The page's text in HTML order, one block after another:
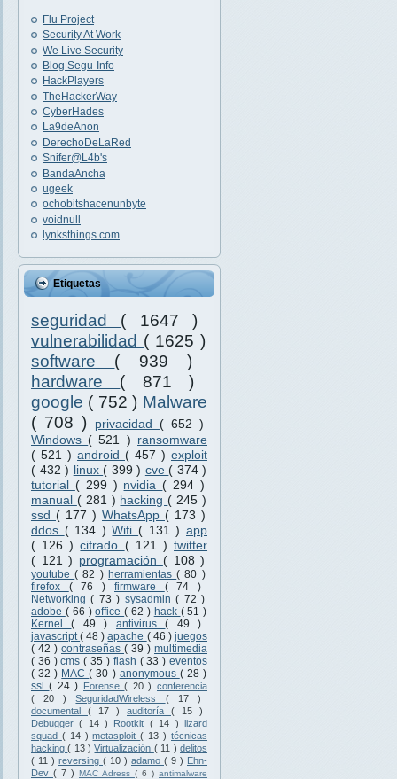
Flu Project
Security At Work
We Live Security
Blog Segu-Info
HackPlayers
TheHackerWay
CyberHades
La9deAnon
DerechoDeLaRed
Snifer@L4b's
BandaAncha
ugeek
ochobitshacenunbyte
voidnull
lynksthings.com
Etiquetas
seguridad ( 1647 )
vulnerabilidad ( 1625 )
software ( 939 )
hardware ( 871 )
google ( 752 ) Malware
( 708 )
privacidad ( 652 )
Windows ( 521 ) ransomware
( 521 ) android ( 457 ) exploit
( 432 ) linux ( 399 ) cve ( 374 )
tutorial ( 299 ) nvidia ( 294 )
manual ( 281 ) hacking ( 245 )
ssd ( 177 ) WhatsApp ( 173 )
ddos ( 134 )Wifi ( 131 ) app
( 126 )cifrado ( 121 )twitter
( 121 ) programación ( 108 )
youtube( 82 ) herramientas( 80 )
firefox ( 76 ) firmware ( 74 )
Networking( 73 ) sysadmin( 72 )
adobe ( 66 )office( 62 ) hack ( 51 )
Kernel( 49 ) antivirus( 49 )
javascript( 48 )apache ( 46 ) juegos
( 42 ) contraseñas ( 39 ) multimedia
( 36 )cms( 35 ) flash ( 33 )eventos
( 32 ) MAC( 30 ) anonymous ( 28 )
ssl( 24 ) Forense( 20 ) conferencia
( 20 )SeguridadWireless ( 17 )
documental ( 17 ) auditoría ( 15 )
Debugger( 14 ) Rootkit ( 14 ) lizard
squad ( 14 )metasploit( 13 ) técnicas
hacking( 13 )Virtualización ( 11 ) delitos
( 11 ) reversing ( 10 ) adamo ( 9 ) Ehn-
Dev ( 7 ) MAC Adress ( 6 ) antimalware